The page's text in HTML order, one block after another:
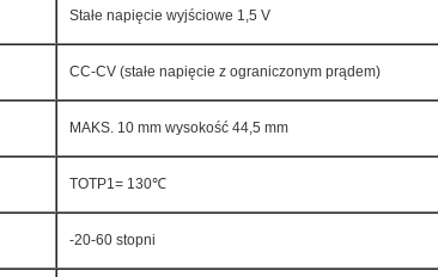
Stałe napięcie wyjściowe 1,5 V
CC-CV (stałe napięcie z ograniczonym prądem)
MAKS. 10 mm wysokość 44,5 mm
TOTP1= 130℃
-20-60 stopni